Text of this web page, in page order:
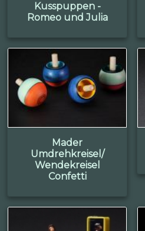
Kusspuppen -
Romeo und Julia
Mader
Umdrehkreisel/
Wendekreisel
Confetti